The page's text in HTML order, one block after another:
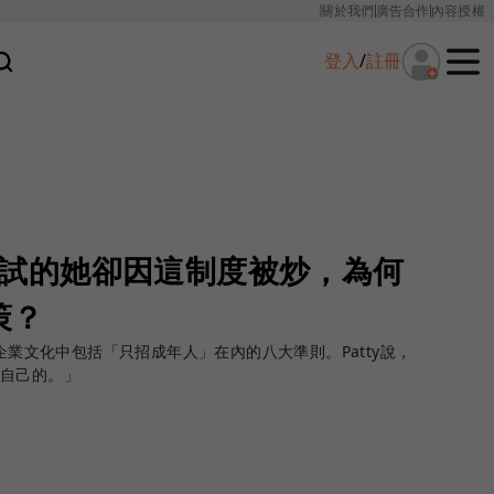
關於我們廣告合作內容授權
登入/註冊
的她卻因這制度被炒，為何
文化中包括「只招成年人」在內的八大準則。Patty說，
己的。」